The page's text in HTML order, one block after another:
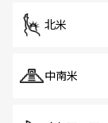
北米
中南米